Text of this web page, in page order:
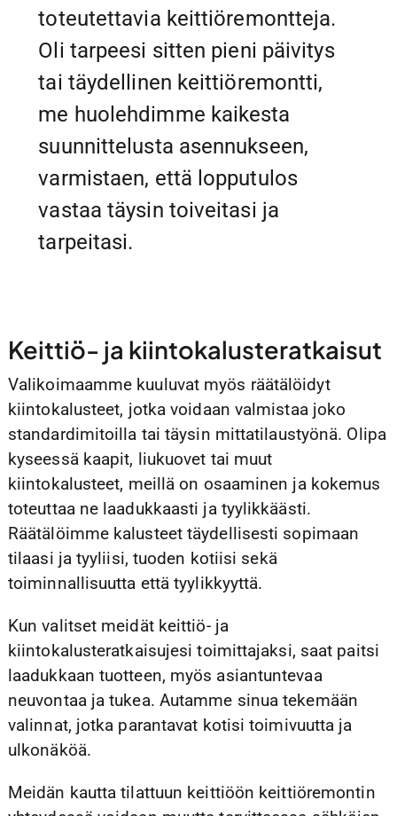
toteutettavia keittiöremontteja.
Oli tarpeesi sitten pieni päivitys
tai täydellinen keittiöremontti,
me huolehdimme kaikesta
suunnittelusta asennukseen,
varmistaen, että lopputulos
vastaa täysin toiveitasi ja
tarpeitasi.
Keittiö- ja kiintokalusteratkaisut
Valikoimaamme kuuluvat myös räätälöidyt
kiintokalusteet, jotka voidaan valmistaa joko
standardimitoilla tai täysin mittatilaustyönä. Olipa
kyseessä kaapit, liukuovet tai muut
kiintokalusteet, meillä on osaaminen ja kokemus
toteuttaa ne laadukkaasti ja tyylikkäästi.
Räätälöimme kalusteet täydellisesti sopimaan
tilaasi ja tyyliisi, tuoden kotiisi sekä
toiminnallisuutta että tyylikkyyttä.
Kun valitset meidät keittiö- ja
kiintokalusteratkaisujesi toimittajaksi, saat paitsi
laadukkaan tuotteen, myös asiantuntevaa
neuvontaa ja tukea. Autamme sinua tekemään
valinnat, jotka parantavat kotisi toimivuutta ja
ulkonäköä.
Meidän kautta tilattuun keittiöön keittiöremontin